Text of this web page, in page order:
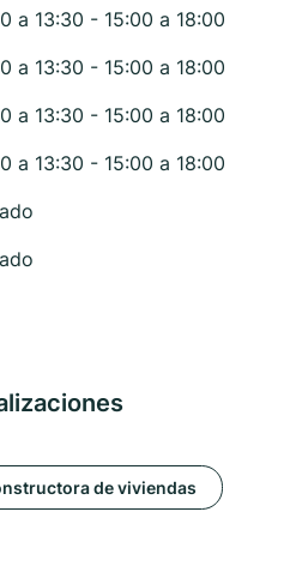
a 13:30 - 15:00 a 18:00
a 13:30 - 15:00 a 18:00
a 13:30 - 15:00 a 18:00
a 13:30 - 15:00 a 18:00
de viviendas